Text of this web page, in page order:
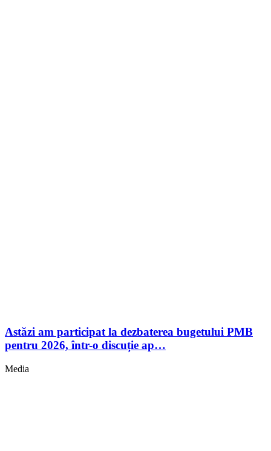
Astăzi am participat la dezbaterea bugetului PMB
pentru 2026, într-o discuție ap…
Media